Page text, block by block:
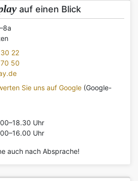
auf einen Blick
22
50
Sie uns auf Google (Google-
Uhr
Uhr
auch nach Absprache!